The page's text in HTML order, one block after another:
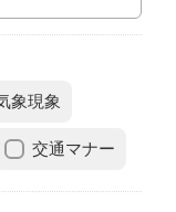
象現象
交通マナー